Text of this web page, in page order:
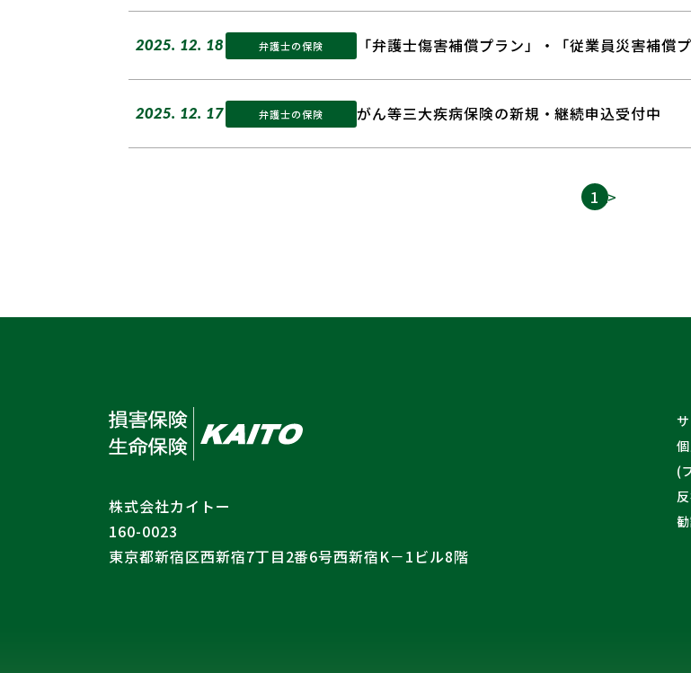
2025. 12. 18 弁護士の保険 「弁護士傷害補償プラン」・「従業員災害補償
2025. 12. 17 弁護士の保険 がん等三大疾病保険の新規・継続申込受付中
1 2>
株式会社カイトー
160-0023
東京都新宿区西新宿7丁目2番6号西新宿K－1ビル8階
(